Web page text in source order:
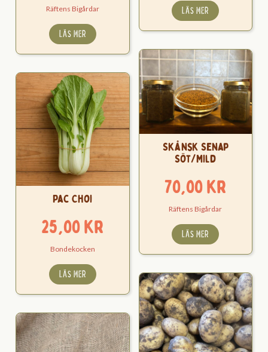
Räftens Bigårdar
LÄS MER
LÄS MER
Skånsk Senap
Söt/Mild
70,00kr
Räftens Bigårdar
LÄS MER
Pac Choi
25,00kr
Bondekocken
LÄS MER